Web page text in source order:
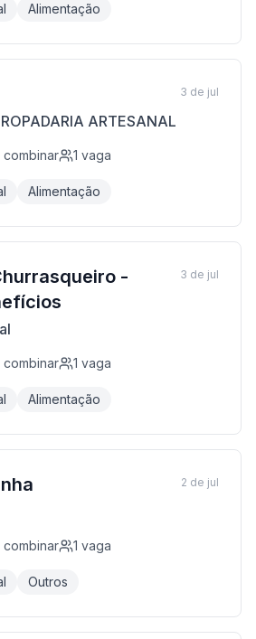
Alimentação
ARTESANAL
combinar 1 vaga
Alimentação
3 de jul
-
combinar 1 vaga
Alimentação
3 de jul
combinar 1 vaga
Outros
2 de jul